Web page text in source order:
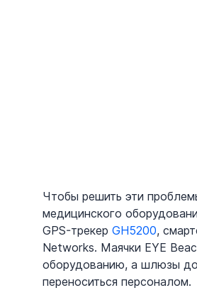
Чтобы решить эти
медицинского
GPS-трекер GH5200,
Networks. Маячки EYE
оборудованию, а шлюзы
переноситься персоналом.